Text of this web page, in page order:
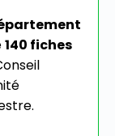
140 fiches